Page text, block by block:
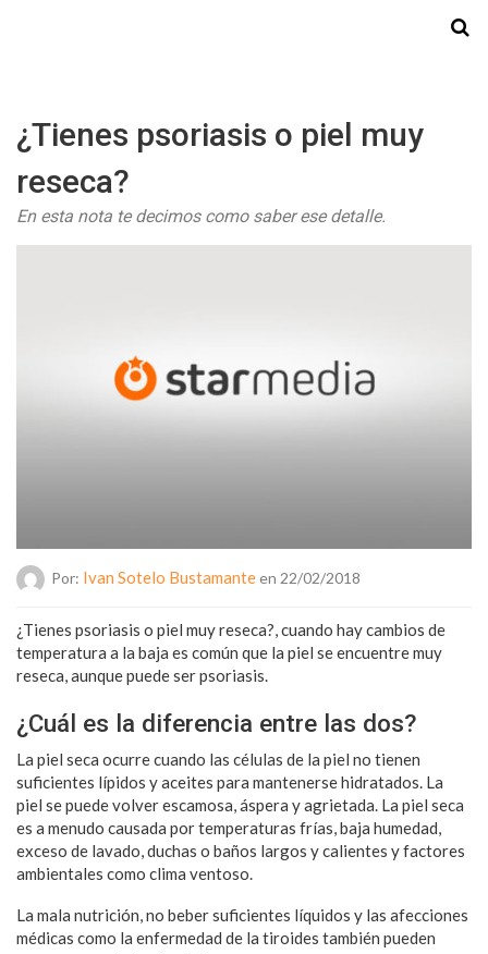
¿Tienes psoriasis o piel muy
reseca?
En esta nota te decimos como saber ese detalle.
Por: Ivan Sotelo Bustamanteen 22/02/2018
¿Tienes psoriasis o piel muy reseca?, cuando hay cambios de
temperatura a la baja es común que la piel se encuentre muy
reseca, aunque puede ser psoriasis.
¿Cuál es la diferencia entre las dos?
La piel seca ocurre cuando las células de la piel no tienen
suficientes lípidos y aceites para mantenerse hidratados. La
piel se puede volver escamosa, áspera y agrietada. La piel seca
es a menudo causada por temperaturas frías, baja humedad,
exceso de lavado, duchas o baños largos y calientes y factores
ambientales como clima ventoso.
La mala nutrición, no beber suficientes líquidos y las afecciones
médicas como la enfermedad de la tiroides también pueden